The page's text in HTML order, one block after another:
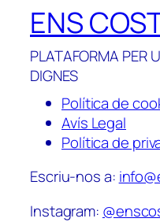
ENS
PLATAFORMA PER
DIGNES
Política de
Avís Legal
Política de
Escriu-nos a:
Instagram: